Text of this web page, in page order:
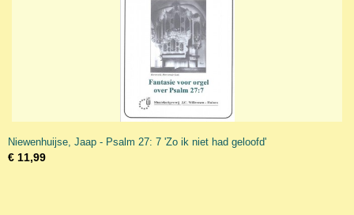
Niewenhuijse, Jaap - Psalm 27: 7 'Zo ik niet had geloofd'
€ 11,99